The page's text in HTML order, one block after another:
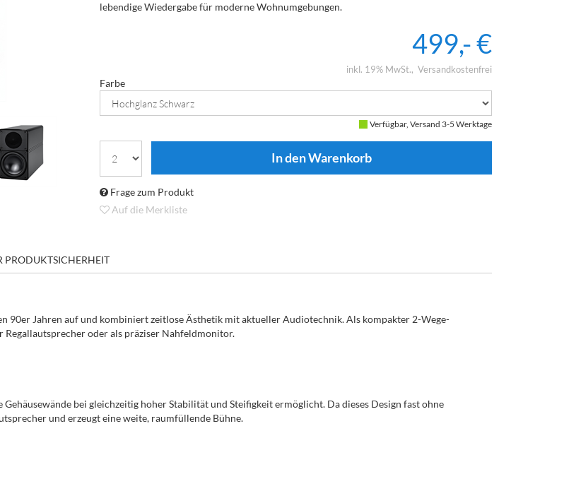
lebendige Wiedergabe für moderne Wohnumgebungen.
499,- €
inkl. 19% MwSt. Versandkostenfrei
Farbe
Verfügbar, Versand 3-5 Werktage
Frage zum Produkt
Auf die Merkliste
90er Jahren auf und kombiniert zeitlose Ästhetik mit aktueller Audiotechnik. Als kompakter 2-Wege-
oder als präziser Nahfeldmonitor.
bei gleichzeitig hoher Stabilität und Steifigkeit ermöglicht. Da dieses Design fast ohne
und erzeugt eine weite, raumfüllende Bühne.